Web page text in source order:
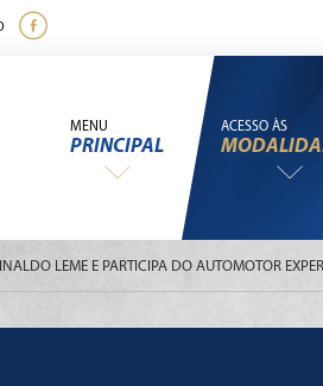
MENU
PRINCIPAL
ACESSO ÀS
LEME E PARTICIPA DO AUTOMOTOR